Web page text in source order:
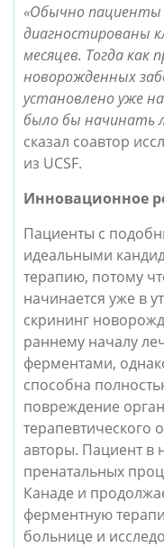
«Обычно пациенты
диагностированы
месяцев. Тогда
новорожденных
установлено уже
было бы начинать
сказал соавтор
из UCSF.
Инновационное
Пациенты с
идеальными
терапию, потому
начинается уже в
скрининг
раннему началу
ферментами,
способна
повреждение
терапевтического
авторы. Пациент в
пренатальных
Канаде и
ферментную
больнице и